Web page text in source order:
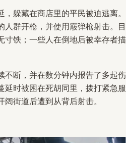
躲藏在商店里的平民被迫逃离。
人群开枪，并使用霰弹枪射击。目
寸铁；一些人在倒地后被幸存者描
不断，并在数分钟内报告了多起伤
延时被困在死胡同里，拨打紧急服
街道后遭到从背后射击。